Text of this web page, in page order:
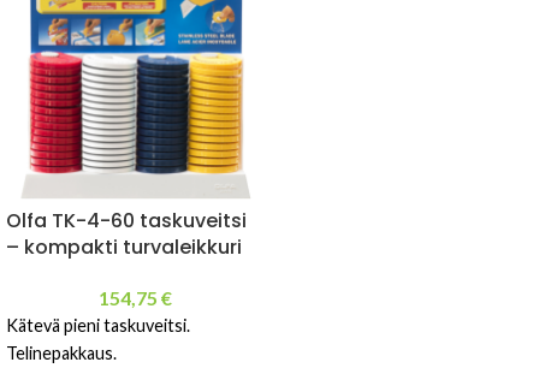
Olfa TK-4-60 taskuveitsi
– kompakti turvaleikkuri
154,75 €
Kätevä pieni taskuveitsi.
Telinepakkaus.